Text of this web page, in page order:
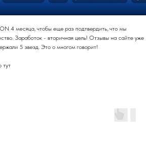
4 месяца, чтобы еще раз подтвердить, что мы
Заработок - вторичная цель! Отзывы на сайте уже
5 звезд. Это о многом говорит!
тут